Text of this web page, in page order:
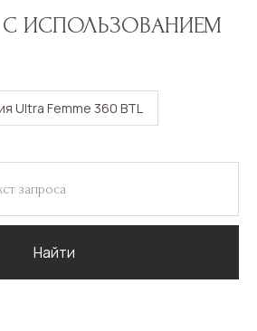
ИСПОЛЬЗОВАНИЕМ
Ultra Femme 360 BTL
Найти